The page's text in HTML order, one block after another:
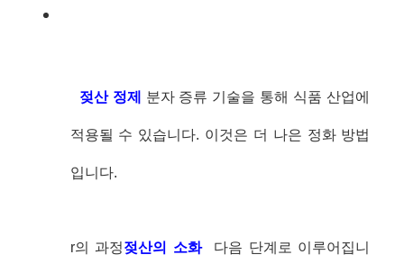
젖산 정제 분자 증류 기술을 통해 식품 산업에
적용될 수 있습니다. 이것은 더 나은 정화 방법
입니다.
r의 과정젖산의 소화 다음 단계로 이루어집니